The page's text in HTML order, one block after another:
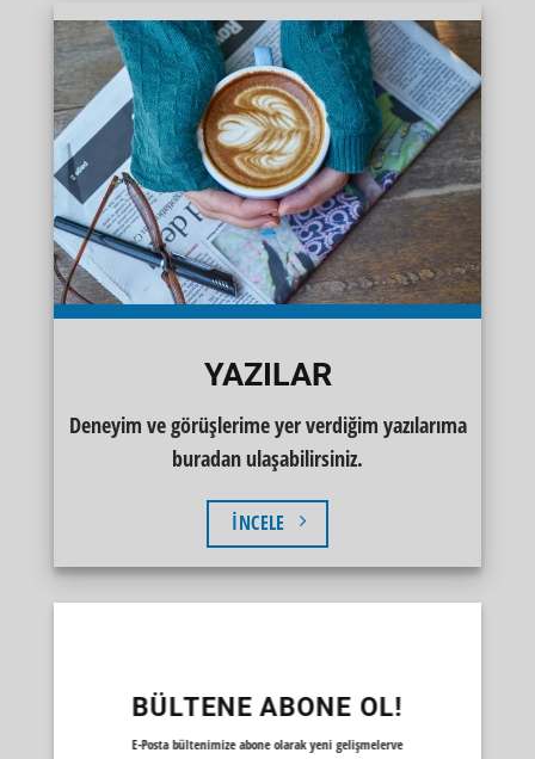
YAZILAR
Deneyim ve görüşlerime yer verdiğim yazılarıma
buradan ulaşabilirsiniz.
İNCELE
BÜLTENE ABONE OL!
E-Posta bültenimize abone olarak yeni gelişmelerve